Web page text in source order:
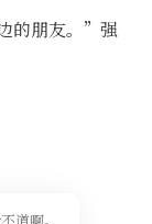
的朋友。”强
道啊。